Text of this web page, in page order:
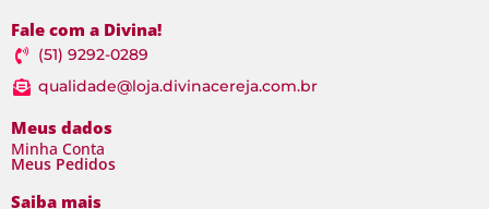
Fale com a Divina!
(51) 9292-0289
qualidade@loja.divinacereja.com.br
Meus dados
Minha Conta
Meus Pedidos
Saiba mais